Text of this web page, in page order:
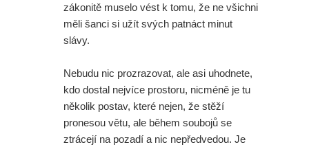
zákonitě muselo vést k tomu, že ne všichni
měli šanci si užít svých patnáct minut
slávy.
Nebudu nic prozrazovat, ale asi uhodnete,
kdo dostal nejvíce prostoru, nicméně je tu
několik postav, které nejen, že stěží
pronesou větu, ale během soubojů se
ztrácejí na pozadí a nic nepředvedou. Je